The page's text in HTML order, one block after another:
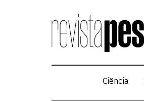
Ciência